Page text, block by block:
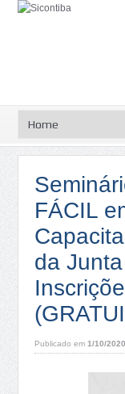
FÁCIL
da
Publicado em1/10/2020